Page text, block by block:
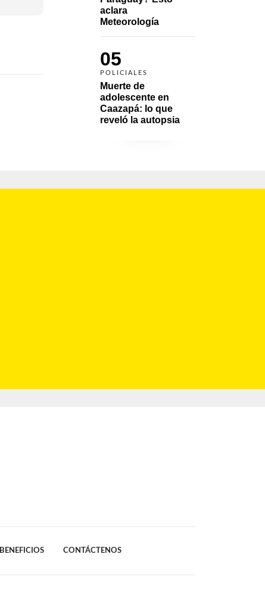
aclara
Meteorología
05
POLICIALES
Muerte de
adolescente en
Caazapá: lo que
reveló la autopsia
BENEFICIOS CONTÁCTENOS